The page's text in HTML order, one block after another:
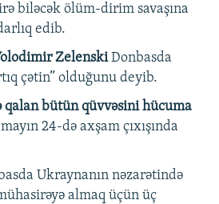
biləcək ölüm-dirim savaşına
edib.
ZelenskiDonbasda
çətin” olduğunu deyib.
qalan bütün qüvvəsini hücuma
24-də axşam çıxışında
Ukraynanın nəzarətində
almaq üçün üç